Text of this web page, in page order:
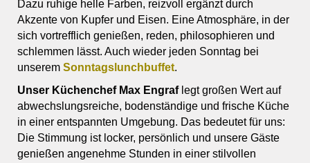
Dazu ruhige helle Farben, reizvoll ergänzt durch
Akzente von Kupfer und Eisen. Eine Atmosphäre, in der
sich vortrefflich genießen, reden, philosophieren und
schlemmen lässt. Auch wieder jeden Sonntag bei
unserem Sonntagslunchbuffet.
Unser Küchenchef Max Engraflegt großen Wert auf
abwechslungsreiche, bodenständige und frische Küche
in einer entspannten Umgebung. Das bedeutet für uns:
Die Stimmung ist locker, persönlich und unsere Gäste
genießen angenehme Stunden in einer stilvollen